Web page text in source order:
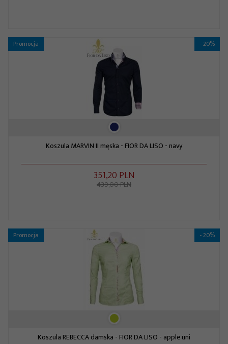
Promocja - 20%
Koszula MARVIN II męska - FIOR DA LISO - navy
351,20 PLN
439,00 PLN
Promocja - 20%
Koszula REBECCA damska - FIOR DA LISO - apple uni